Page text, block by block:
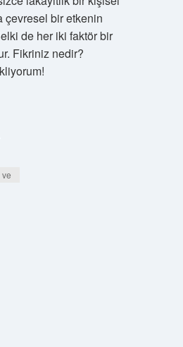
çevresel bir etkenin
de her iki faktör bir
Fikriniz nedir?
ve